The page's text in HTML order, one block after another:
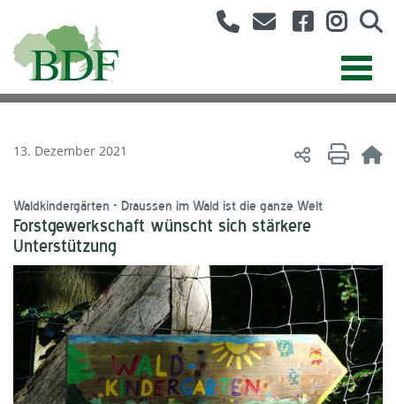
13. Dezember 2021
Waldkindergärten - Draussen im Wald ist die ganze Welt
Forstgewerkschaft wünscht sich stärkere
Unterstützung